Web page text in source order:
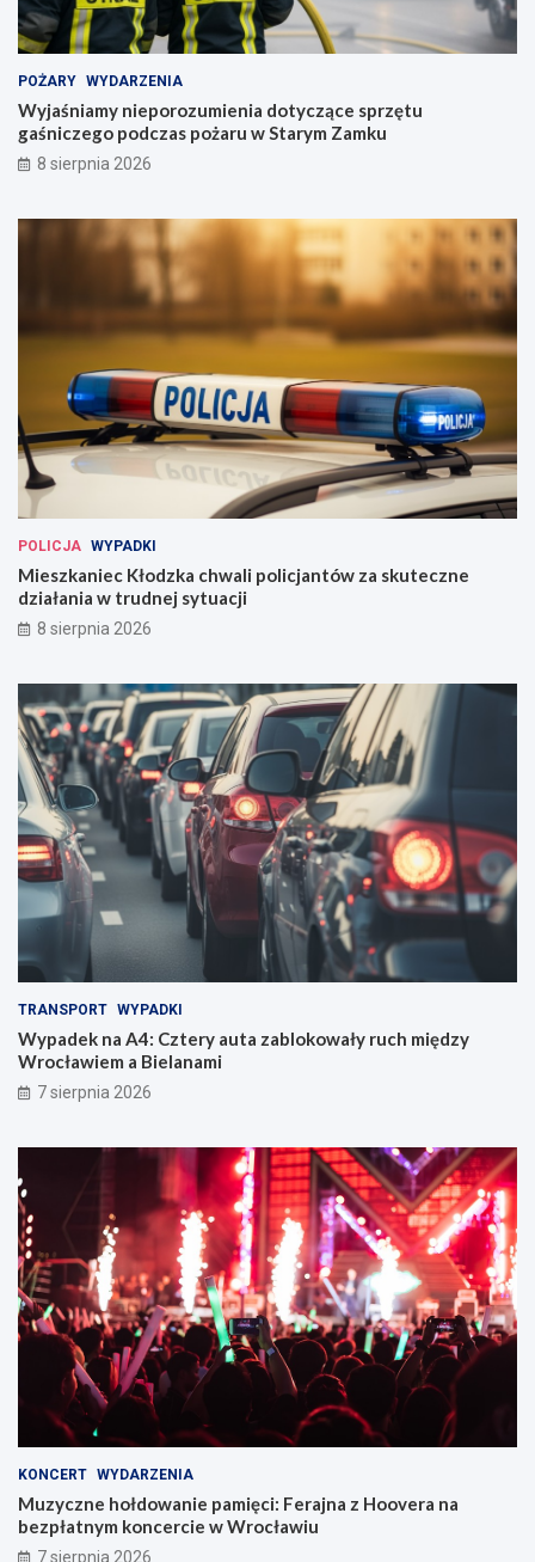
POŻARY WYDARZENIA
Wyjaśniamy nieporozumienia dotyczące sprzętu
gaśniczego podczas pożaru w Starym Zamku
8 sierpnia 2026
POLICJA WYPADKI
Mieszkaniec Kłodzka chwali policjantów za skuteczne
działania w trudnej sytuacji
8 sierpnia 2026
TRANSPORT WYPADKI
Wypadek na A4: Cztery auta zablokowały ruch między
Wrocławiem a Bielanami
7 sierpnia 2026
KONCERT WYDARZENIA
Muzyczne hołdowanie pamięci: Ferajna z Hoovera na
bezpłatnym koncercie w Wrocławiu
7 sierpnia 2026